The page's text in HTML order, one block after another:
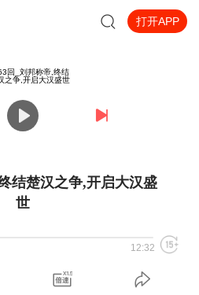
打开APP
结楚汉之争,开启大汉盛
世
12:32